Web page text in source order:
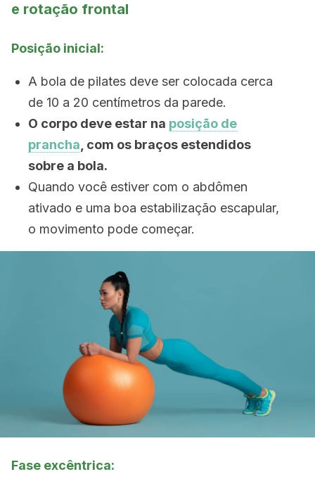
e rotação frontal
Posição inicial:
A bola de pilates deve ser colocada cerca
de 10 a 20 centímetros da parede.
O corpo deve estar na posição de
prancha , com os braços estendidos
sobre a bola.
Quando você estiver com o abdômen
ativado e uma boa estabilização escapular,
o movimento pode começar.
Fase excêntrica: